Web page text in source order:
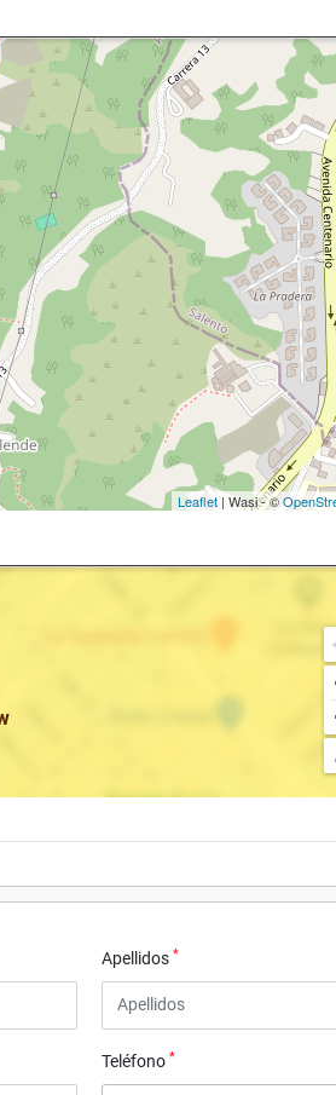
Leaflet | Wasi - ©
Apellidos *
Teléfono *